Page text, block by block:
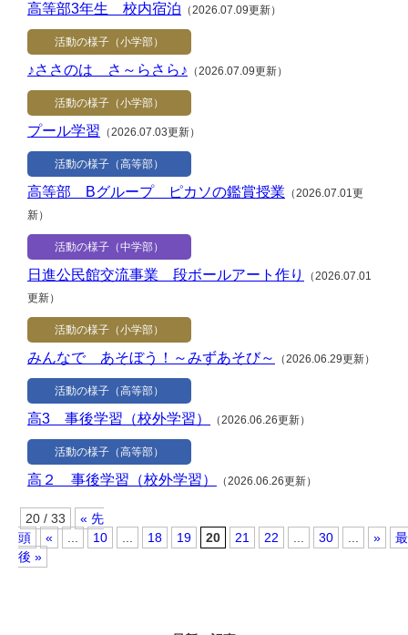
高等部3年生 校内宿泊 （2026.07.09更新）
活動の様子（小学部）
♪ささのは さ～らさら♪ （2026.07.09更新）
活動の様子（小学部）
プール学習 （2026.07.03更新）
活動の様子（高等部）
高等部 Bグループ ピカソの鑑賞授業 （2026.07.01更
新）
活動の様子（中学部）
日進公民館交流事業 段ボールアート作り
（2026.07.01
更新）
活動の様子（小学部）
みんなで あそぼう！～みずあそび～ （2026.06.29更新）
活動の様子（高等部）
高3 事後学習（校外学習） （2026.06.26更新）
活動の様子（高等部）
高２ 事後学習（校外学習） （2026.06.26更新）
20 / 33
« 先
頭
« 10 18 19 20 21 22 30 »
最
後 »